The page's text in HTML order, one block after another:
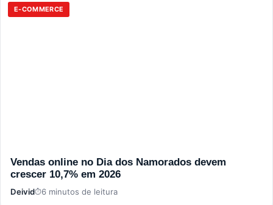
E-COMMERCE
Vendas online no Dia dos Namorados devem
crescer 10,7% em 2026
Deivid 6 minutos de leitura